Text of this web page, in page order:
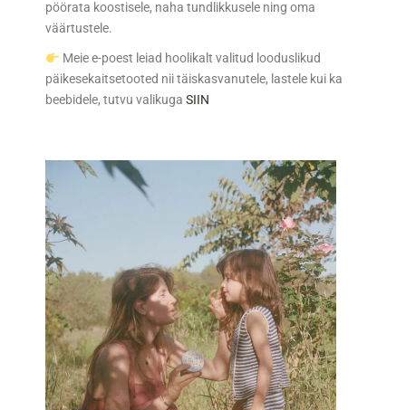
pöörata koostisele, naha tundlikkusele ning oma
väärtustele.
Meie e-poest leiad hoolikalt valitud looduslikud
päikesekaitsetooted nii täiskasvanutele, lastele kui ka
beebidele, tutvu valikugaSIIN